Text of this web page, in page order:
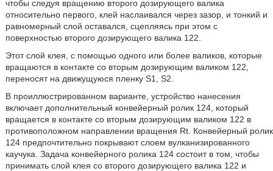
чтобы следуя вращению второго дозирующего валика
относительно первого, клей наслаивался через зазор, и тонкий и
равномерный слой оставался, сцепляясь при этом с
поверхностью второго дозирующего валика 122.
Этот слой клея, с помощью одного или более валиков, которые
вращаются в контакте со вторым дозирующим валиком 122,
переносят на движущуюся пленку S1, S2.
В проиллюстрированном варианте, устройство нанесения
включает дополнительный конвейерный ролик 124, который
вращается в контакте со вторым дозирующим валиком 122 в
противоположном направлении вращения Rt. Конвейерный ролик
124 предпочтительно покрывают слоем вулканизированного
каучука. Задача конвейерного ролика 124 состоит в том, чтобы
принимать слой клея со второго дозирующего валика 122 и